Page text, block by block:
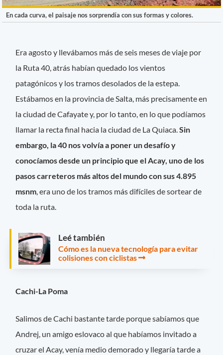
En cada curva, el paisaje nos sorprendía con sus formas y colores.
Era agosto y llevábamos más de seis meses de viaje por
la Ruta 40, atrás habían quedado los vientos
patagónicos y los tramos desolados de la estepa.
Estábamos en la provincia de Salta, más precisamente en
la ciudad de Cafayate y, por lo tanto, en lo que podíamos
llamar la recta final hacia la ciudad de La Quiaca. Sin
embargo, la 40 nos volvía a poner un desafío y
conocíamos desde un principio que el Acay, uno de los
pasos carreteros más altos del mundo con sus 4.895
msnm , era uno de los tramos más difíciles de sortear de
toda la ruta.
Leé también
Cómo es la nueva tecnología para evitar
colisiones con ciclistas
Cachi-La Poma
Salimos de Cachi bastante tarde porque sabíamos que
Andrej, un amigo eslovaco al que habíamos invitado a
cruzar el Acay, venía medio demorado y llegaría tarde a